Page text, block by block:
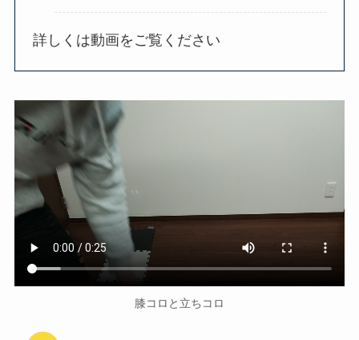
詳しくは動画をご覧ください
膝コロと立ちコロ